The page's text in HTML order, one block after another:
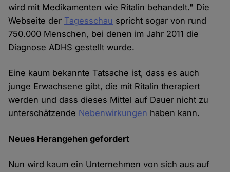
wird mit Medikamenten wie Ritalin behandelt." Die
Webseite der Tagesschau spricht sogar von rund
750.000 Menschen, bei denen im Jahr 2011 die
Diagnose ADHS gestellt wurde.
Eine kaum bekannte Tatsache ist, dass es auch
junge Erwachsene gibt, die mit Ritalin therapiert
werden und dass dieses Mittel auf Dauer nicht zu
unterschätzende Nebenwirkungen haben kann.
Neues Herangehen gefordert
Nun wird kaum ein Unternehmen von sich aus auf